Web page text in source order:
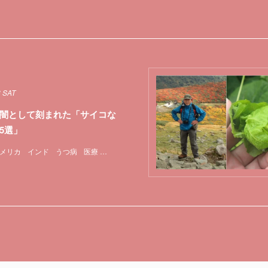
リカ インド うつ病 医療 特集 脳
として刻まれた「サイコな
」